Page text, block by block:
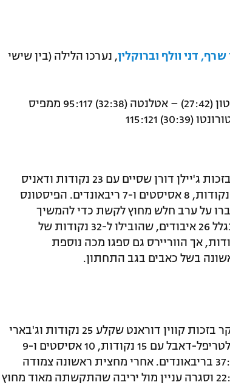
שרף, דני וולף וברוקלין, נערכו הלילה (בין שישי
דטרויט (19:51) – גולדן סטייט (37:33) 101:115 יוסטון (27:42) – אטלנטה (32:38) 95:117 ממפיס
דטרויט המשיכה את הכושר הנהדר שלה, הרבה בזכות ג'יילן דורן שסיים עם 23 נקודות ודאניס
ג'נקינס, שפתח במקום קייד קנינגהאם, ותרם 22 נקודות, 8 אסיסטים ו-7 ריבאונדים. הפיסטונס
והתגברו על ערב חלש מחוץ לקשת כדי להמשיך
במומנטום. מנגד, גולדן סטייט הסתבכה בעיקר בגלל 26 איבודים, שהובילו ל-32 נקודות של
ברנדין פודז'מסקי הוביל אותה עם 15 נקודות, אך הווריירס גם ספגו מכה נוספת
בשל כאבים בגב התחתון.
יוסטון עצרה את אטלנטה עם ניצחון משכנע, בעיקר בזכות קווין דוראנט שקלע 25 נקודות וג'בארי
סמית' ג'וניור שהוסיף 23. אלפרן שנגון היה קרוב לטריפל-דאבל עם 15 נקודות, 10 אסיסטים ו-9
ריבאונדים, והרוקטס שלטו גם בצבע עם יתרון 37:51 בריבאונדים. אחרי מחצית ראשונה צמודה
יחסית, המארחת ברחה ברבע שלישי גדול של 22:39 וסגרה עניין מול יריבה שהתקשתה מאוד מחוץ